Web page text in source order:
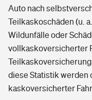
Auto nach
Teilkaskoschäden (u.
Wildunfälle oder
vollkaskoversicherter
diese Statistik werden
kaskoversicherter